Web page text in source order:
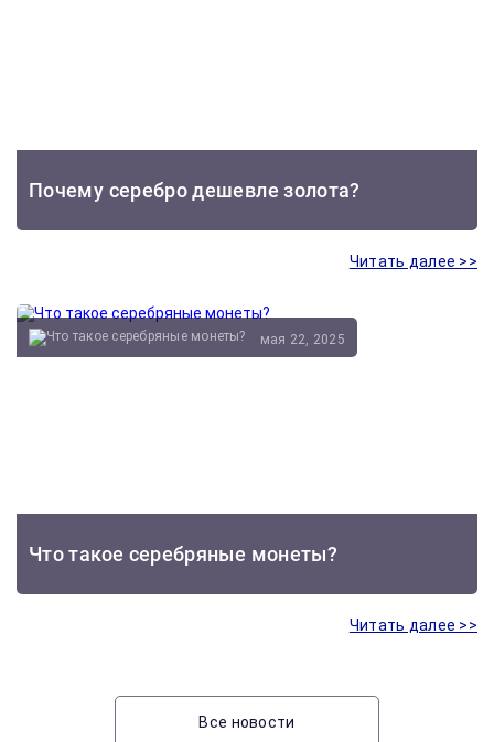
Почему серебро дешевле золота?
Читать далее >>
Что такое серебряные монеты?
мая 22, 2025
Читать далее >>
Все новости